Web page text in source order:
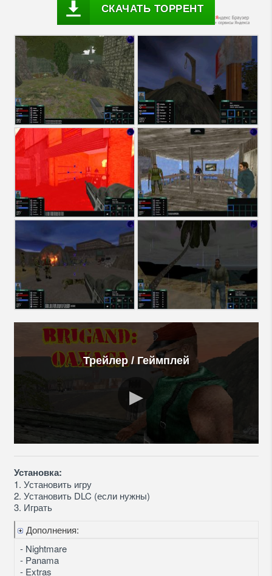
СКАЧАТЬ ТОРРЕНТ
Трейлер / Геймплей
Установка:
1. Установить игру
2. Установить DLC (если нужны)
3. Играть
Дополнения:
- Nightmare
- Panama
- Extras